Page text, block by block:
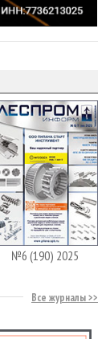
№6 (190) 2025
Все журналы